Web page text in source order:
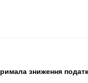
зниження